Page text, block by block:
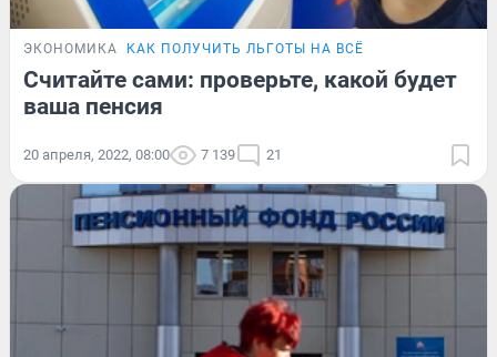
ЭКОНОМИКА КАК ПОЛУЧИТЬ ЛЬГОТЫ НА ВСЁ
Считайте сами: проверьте, какой будет
ваша пенсия
20 апреля, 2022, 08:00 7 139 21